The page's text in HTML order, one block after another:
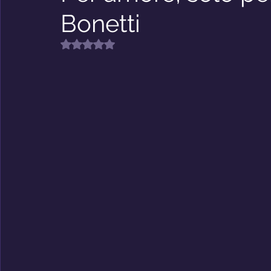
Riflessioni Premio Nabokov
Bonetti
Valutazione NaN stelle su 5.